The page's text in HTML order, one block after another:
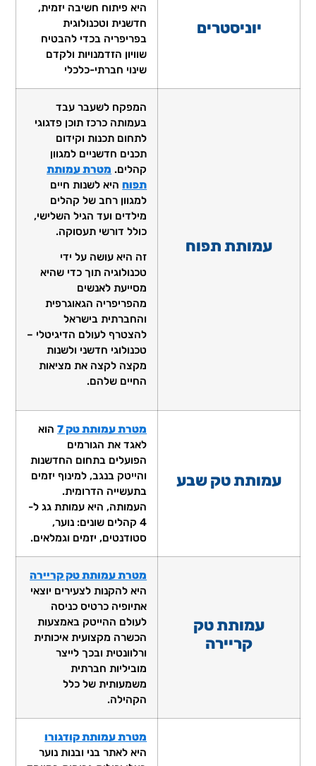
יוניסטרים
היא פיתוח חשיבה יזמית,
חדשנית וטכנולוגית
בפריפריה בכדי להבטיח
שוויון הזדמנויות ולקדם
שינוי חברתי-כלכלי
עמותת תפוח
המפקח לשעבר עבד
בעמותה כרכז תוכן פדגוגי
לתחום תכנות וקידום
תכנים חדשניים למגוון
קהלים. מטרת עמותת
תפוחהיא לשנות חיים
למגוון רחב של קהלים
מילדים ועד הגיל השלישי,
כולל דורשי תעסוקה.
זה היא עושה על ידי
טכנולוגיה תוך כדי שהיא
מסייעת לאנשים
מהפריפריה הגאוגרפית
והחברתית בישראל
להצטרף לעולם הדיגיטלי –
טכנולוגי חדשני ולשנות
מקצה לקצה את מציאות
החיים שלהם.
עמותת טק שבע
מטרת עמותת טק 7
הוא
לאגד את הגורמים
הפועלים בתחום החדשנות
והייטק בנגב, למינוף יזמים
בתעשייה הדרומית.
העמותה, היא עמותת גג ל-
4 קהלים שונים: נוער,
סטודנטים, יזמים וגמלאים.
עמותת טק
קריירה
מטרת עמותת טק קריירה
היא להקנות לצעירים יוצאי
אתיופיה כרטיס כניסה
לעולם ההייטק באמצעות
הכשרה מקצועית איכותית
ורלוונטית ובכך לייצר
מוביליות חברתית
משמעותית של כלל
הקהילה.
מטרת עמותת קודגורו
היא לאתר בני ובנות נוער